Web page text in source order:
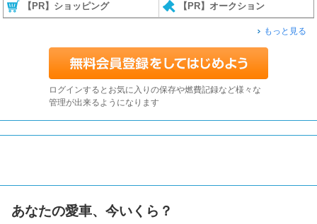
【PR】ショッピング 【PR】オークション
もっと見る
ログインするとお気に入りの保存や燃費記録など様々な
管理が出来るようになります
あなたの愛車、今いくら？